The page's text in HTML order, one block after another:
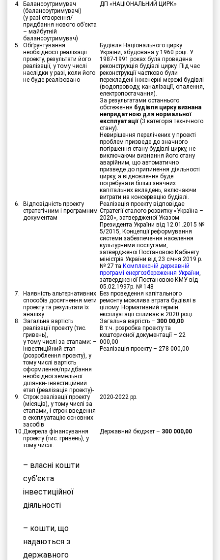
4.
Балансоутримувач
(балансоутримувачі)
(у разі створення/
придбання нового об’єкта
– майбутній
балансоутримувач)
ДП «НАЦІОНАЛЬНИЙ ЦИРК»
5. Обґрунтування
необхідності реалізації
проекту, результати його
реалізації, у тому числі
наслідки у разі, коли його
не буде реалізовано
Будівля Національного цирку
України, збудована у 1960 році. У
1987-1991 роках була проведена
реконструкція будівлі цирку. Під час
реконструкції частково були
перекладені інженерні мережі будівлі
(водопроводу, каналізації, опалення,
електропостачання).
За результатами останнього
обстеження будівля цирку визнана
непридатною для нормальної
експлуатації(3 категорія технічного
стану).
Невирішення перелічених у проекті
проблем призведе до значного
погіршення стану будівлі цирку, не
виключаючи визнання його стану
аварійним, що автоматично
призведе до припинення діяльності
цирку, а відновлення буде
потребувати більш значних
капітальних вкладень, включаючи
витрати на консервацію будівлі.
6.
Відповідність проекту
стратегічним і програмним
документам
Реалізація проекту відповідає
Стратегії сталого розвитку «Україна –
2020», затвердженої Указом
Президента України від 12.01.2015 №
5/2015, Концепції реформування
системи забезпечення населення
культурними послугами,
затвердженої Постановою Кабінету
міністрів України від 23 січня 2019 р.
№ 27 та Комплексній державній
програмі енергозбереження України,
затвердженої Постановою КМУ від
05.02.1997р. № 148
7.
Наявність альтернативних
способів досягнення мети
проекту та результати їх
аналізу
Без проведення капітального
ремонту можлива втрата будівлі в
цілому. Нормативний термін
експлуатації спливає в 2020 році.
8.
Загальна вартість
реалізації проекту (тис.
гривень),
у тому числі за етапами: –
інвестиційний етап
(розроблення проекту), у
тому числі вартість
оформлення/придбання
необхідної земельної
ділянки- інвестиційний
етап (реалізація проекту)-
Загальна вартість – 300 00,00
В т.ч. розробка проекту та
кошторисної документації – 22
000,00
Реалізація проекту – 278 000,00
9. Строк реалізації проекту
(місяців), у тому числі за
етапами, і строк введення
в експлуатацію основних
засобів
2020-2022 рр.
10.Джерела фінансування
проекту (тис. гривень), у
тому числі:
– власні кошти
суб’єкта
інвестиційної
діяльності
– кошти, що
надаються з
державного
Державний бюджет – 300 000,00